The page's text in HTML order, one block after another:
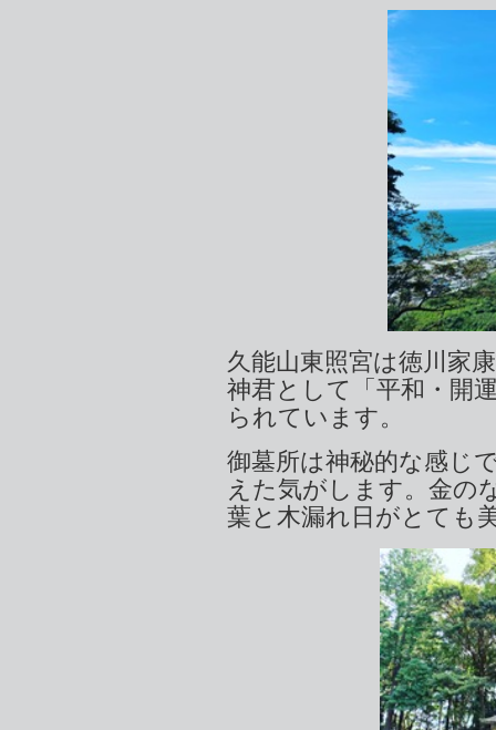
久能山東照宮は徳川家
神君として「平和・開
られています。
御墓所は神秘的な感じ
えた気がします。金の
葉と木漏れ日がとても